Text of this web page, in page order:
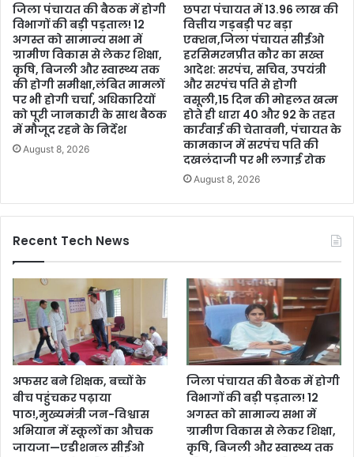
जिला पंचायत की बैठक में होगी
विभागों की बड़ी पड़ताल! 12
अगस्त को सामान्य सभा में
ग्रामीण विकास से लेकर शिक्षा,
कृषि, बिजली और स्वास्थ्य तक
की होगी समीक्षा,लंबित मामलों
पर भी होगी चर्चा, अधिकारियों
को पूरी जानकारी के साथ बैठक
में मौजूद रहने के निर्देश
August 8, 2026
छपरा पंचायत में 13.96 लाख की
वित्तीय गड़बड़ी पर बड़ा
एक्शन,जिला पंचायत सीईओ
हरसिमरनप्रीत कौर का सख्त
आदेश: सरपंच, सचिव, उपयंत्री
और सरपंच पति से होगी
वसूली,15 दिन की मोहलत खत्म
होते ही धारा 40 और 92 के तहत
कार्रवाई की चेतावनी, पंचायत के
कामकाज में सरपंच पति की
दखलंदाजी पर भी लगाई रोक
August 8, 2026
Recent Tech News
अफसर बने शिक्षक, बच्चों के
बीच पहुंचकर पढ़ाया
पाठ!,मुख्यमंत्री जन-विश्वास
अभियान में स्कूलों का औचक
जायजा—एडीशनल सीईओ
जिला पंचायत की बैठक में होगी
विभागों की बड़ी पड़ताल! 12
अगस्त को सामान्य सभा में
ग्रामीण विकास से लेकर शिक्षा,
कृषि, बिजली और स्वास्थ्य तक